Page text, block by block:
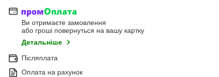
Ви отримаєте замовлення
або гроші повернуться на вашу картку
Детальніше
Післяплата
Оплата на рахунок